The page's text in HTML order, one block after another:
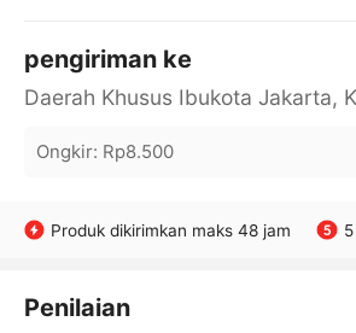
pengiriman ke
Ongkir: Rp8.500
Produk dikirimkan maks 48 jam
Penilaian